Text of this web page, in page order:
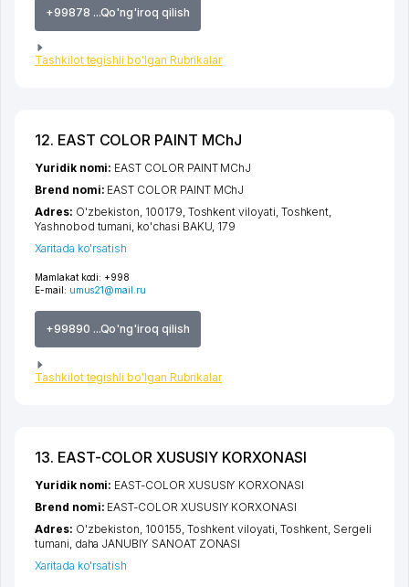
+99878 ...Qo'ng'iroq qilish
Tashkilot tegishli bo'lgan Rubrikalar
12. EAST COLOR PAINT MChJ
Mamlakat kodi: +998
E-mail: umus21@mail.ru
+99890 ...Qo'ng'iroq qilish
Tashkilot tegishli bo'lgan Rubrikalar
Yuridik nomi: EAST COLOR PAINT MChJ
Brend nomi: EAST COLOR PAINT MChJ
Adres: O'zbekiston, 100179, Toshkent viloyati, Toshkent,
Yashnobod tumani, ko'chasi BAKU, 179
Xaritada ko'rsatish
13. EAST-COLOR XUSUSIY KORXONASI
Yuridik nomi: EAST-COLOR XUSUSIY KORXONASI
Brend nomi: EAST-COLOR XUSUSIY KORXONASI
Adres: O'zbekiston, 100155, Toshkent viloyati Toshkent Sergeli
tumani daha JANUBIY SANOAT ZONASI
Xaritada ko'rsatish